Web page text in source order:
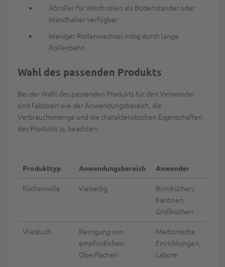
Abroller für Wischrollen als Bodenständer oder
Wandhalter verfügbar
Weniger Rollenwechsel nötig durch lange
Rollenbahn
Wahl des passenden Produkts
Bei der Wahl des passenden Produkts für den Verwender
sind Faktoren wie der Anwendungsbereich, die
Verbrauchsmenge und die charakteristischen Eigenschaften
des Produkts zu beachten:
Produkttyp Anwendungsbereich Anwender
Küchenrolle Vielseitig
Büroküchen,
Kantinen,
Großküchen
Vliestuch
Reinigung von
empfindlichen
Oberflächen
Medizinische
Einrichtungen,
Labore